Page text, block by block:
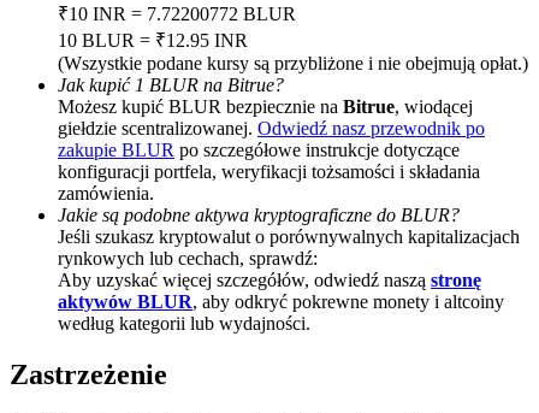
BTC Welcome Rewards
Deposit & Trade BTC to Share 25000 USDT prize pool!
Deposit CASHCAT & Win
Share 500000 CASHCAT prize pool
Register & Trade to Win 500,000 USDT
₹10 INR = 7.72200772 BLUR
10 BLUR = ₹12.95 INR
(Wszystkie podane kursy są przybliżone i nie obejmują opłat.)
Jak kupić 1 BLUR na Bitrue?
Możesz kupić BLUR bezpiecznie na Bitrue, wiodącej
giełdzie scentralizowanej. Odwiedź nasz przewodnik po
zakupie BLUR po szczegółowe instrukcje dotyczące
konfiguracji portfela, weryfikacji tożsamości i składania
zamówienia.
Jakie są podobne aktywa kryptograficzne do BLUR?
Jeśli szukasz kryptowalut o porównywalnych kapitalizacjach
rynkowych lub cechach, sprawdź:
Aby uzyskać więcej szczegółów, odwiedź naszą stronę
aktywów BLUR, aby odkryć pokrewne monety i altcoiny
według kategorii lub wydajności.
Zastrzeżenie